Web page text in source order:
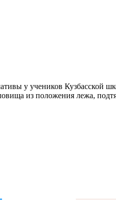
у учеников Кузбасской
из положения лежа,